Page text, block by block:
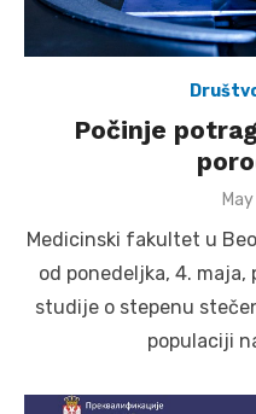
Počinje
Medicinski fakultet u
od ponedeljka, 4.
studije o stepenu
populaciji